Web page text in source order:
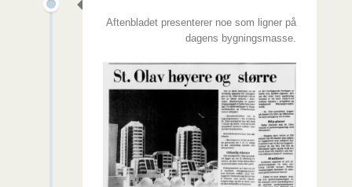
Aftenbladet presenterer noe som ligner på
dagens bygningsmasse.